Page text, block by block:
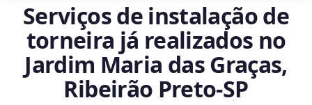
Serviços de instalação de
torneira já realizados no
Jardim Maria das Graças,
Ribeirão Preto‑SP